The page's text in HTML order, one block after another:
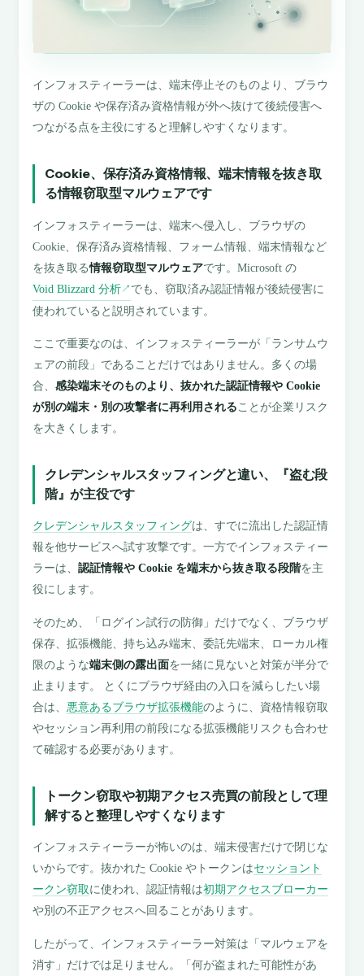
インフォスティーラーは、端末停止そのものより、ブラウ
ザの Cookie や保存済み資格情報が外へ抜けて後続侵害へ
つながる点を主役にすると理解しやすくなります。
Cookie、保存済み資格情報、端末情報を抜き取
る情報窃取型マルウェアです
インフォスティーラーは、端末へ侵入し、ブラウザの
Cookie、保存済み資格情報、フォーム情報、端末情報など
を抜き取る情報窃取型マルウェアです。Microsoft の
Void Blizzard 分析↗ でも、窃取済み認証情報が後続侵害に
使われていると説明されています。
ここで重要なのは、インフォスティーラーが「ランサムウ
ェアの前段」であることだけではありません。多くの場
合、感染端末そのものより、抜かれた認証情報や Cookie
が別の端末・別の攻撃者に再利用されることが企業リスク
を大きくします。
クレデンシャルスタッフィングと違い、『盗む段
階』が主役です
クレデンシャルスタッフィングは、すでに流出した認証情
報を他サービスへ試す攻撃です。一方でインフォスティー
ラーは、認証情報や Cookie を端末から抜き取る段階を主
役にします。
そのため、「ログイン試行の防御」だけでなく、ブラウザ
保存、拡張機能、持ち込み端末、委託先端末、ローカル権
限のような端末側の露出面を一緒に見ないと対策が半分で
止まります。 とくにブラウザ経由の入口を減らしたい場
合は、 悪意あるブラウザ拡張機能のように、資格情報窃取
やセッション再利用の前段になる拡張機能リスクも合わせ
て確認する必要があります。
トークン窃取や初期アクセス売買の前段として理
解すると整理しやすくなります
インフォスティーラーが怖いのは、端末侵害だけで閉じな
いからです。抜かれた Cookie やトークンはセッショント
ークン窃取 に使われ、認証情報は初期アクセスブローカー
や別の不正アクセスへ回ることがあります。
したがって、インフォスティーラー対策は「マルウェアを
消す」だけでは足りません。「何が盗まれた可能性があ